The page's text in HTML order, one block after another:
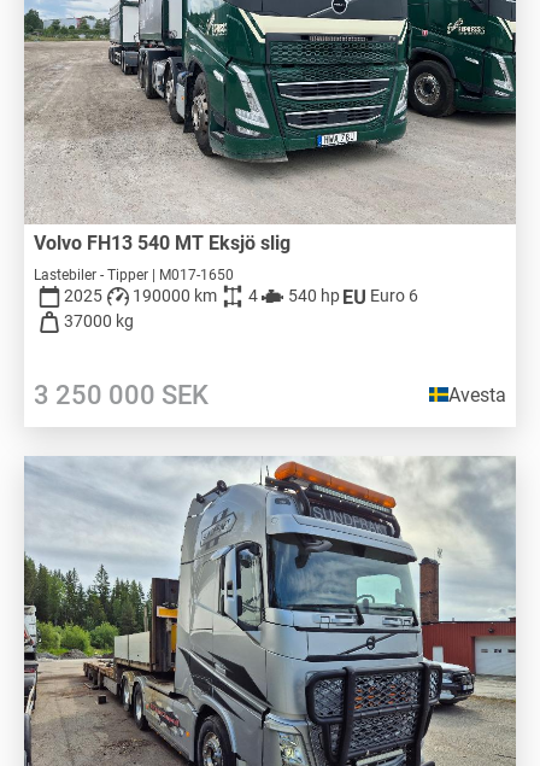
Volvo FH13 540 MT Eksjö slig
Lastebiler - Tipper | M017-1650
2025 190000 km 4 540 hp
Euro 6
37000 kg
3 250 000 SEK Avesta